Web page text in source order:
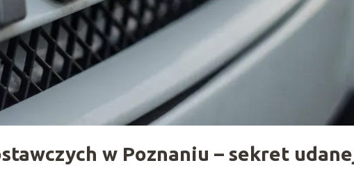
w Poznaniu – sekret